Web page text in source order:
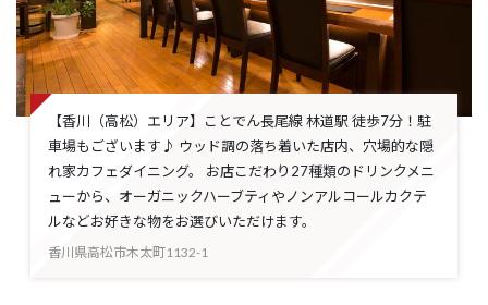
【香川（高松）エリア】ことでん長尾線 林道駅 徒歩7分！駐
車場もございます♪ ウッド調の落ち着いた店内、穴場的な隠
れ家カフェダイニング。 お店こだわり27種類のドリンクメニ
ューから、オーガニックハーブティやノンアルコールカクテ
ルなどお好きな物をお選びいただけます。
香川県高松市木太町1132-1